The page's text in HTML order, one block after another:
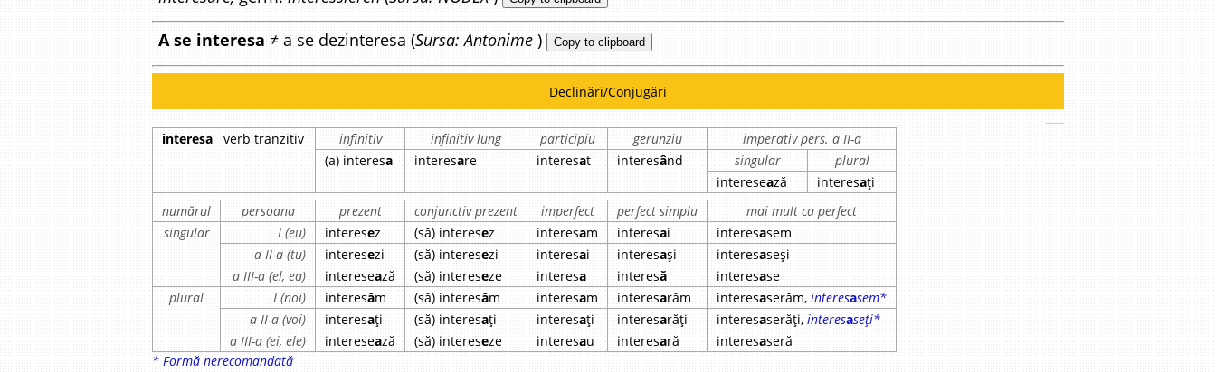
A se interesa ≠ a se dezinteresa (Sursa: Antonime ) Copy to clipboard
Declinări/Conjugări
interesa verb tranzitiv infinitiv infinitiv lung participiu gerunziu
imperativ pers. a II-a
(a) interesa interesare interesat interesând singular
plural
interesează interesați
numărul
persoana prezent conjunctiv prezent imperfect perfect simplu
mai mult ca perfect
singular
I (eu) interesez (să) interesez interesam interesai interesasem
a II-a (tu)
interesezi (să) interesezi interesai interesași interesaseși
a III-a (el, ea)
interesează (să) intereseze interesa interesă interesase
plural
I (noi) interesăm (să) interesăm interesam interesarăm interesaserăm, interesasem*
a II-a (voi)
interesați (să) interesați interesați interesarăți interesaserăți, interesaseți*
a III-a (ei, ele)
interesează (să) intereseze interesau interesară interesaseră
* Formă nerecomandată